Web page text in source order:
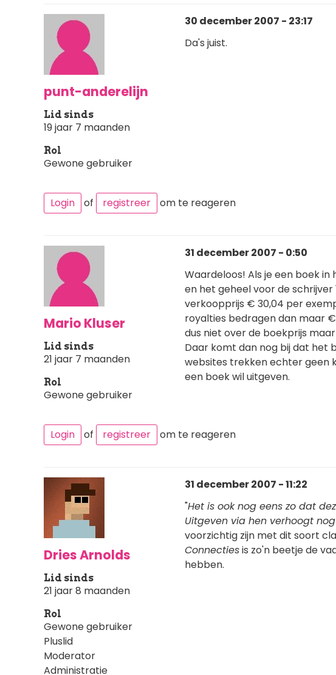
punt-anderelijn
Lid sinds
19 jaar 7 maanden
Rol
Gewone gebruiker
30 december 2007 - 23:17
Da's juist.
Login of registreer om te reageren
Mario Kluser
Lid sinds
21 jaar 7 maanden
Rol
Gewone gebruiker
31 december 2007 - 0:50
Waardeloos! Als je een boek
en het geheel voor de
verkoopprijs € 30,04 per
royalties bedragen dan maar €
dus niet over de boekprijs
Daar komt dan nog bij dat het
websites trekken echter geen
een boek wil uitgeven.
Login of registreer om te reageren
Dries Arnolds
Lid sinds
21 jaar 8 maanden
Rol
Gewone gebruiker
Pluslid
Moderator
Administratie
31 december 2007 - 11:22
"Het is ook nog eens zo dat
Uitgeven via hen verhoogt
voorzichtig zijn met dit soort
Connectiesis zo'n beetje de
hebben.